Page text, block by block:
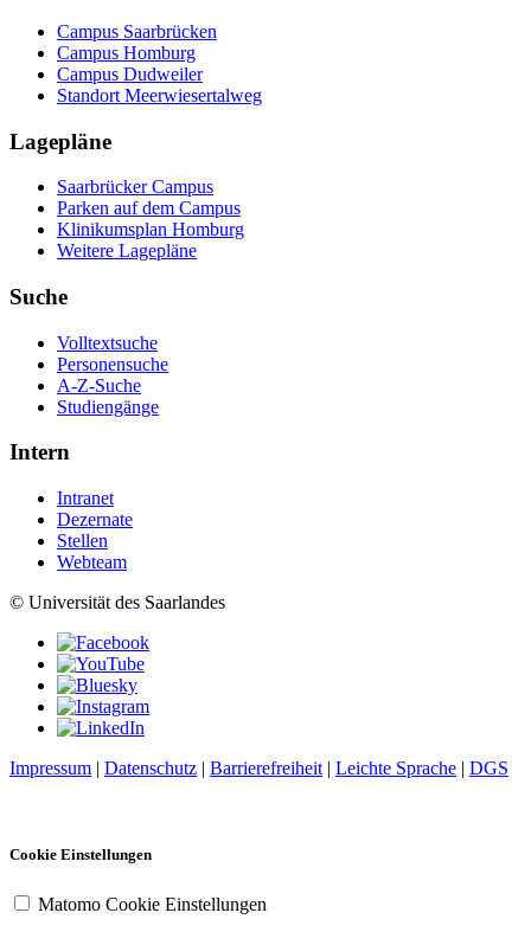
Campus Saarbrücken
Campus Homburg
Campus Dudweiler
Standort Meerwiesertalweg
Lagepläne
Saarbrücker Campus
Parken auf dem Campus
Klinikumsplan Homburg
Weitere Lagepläne
Suche
Volltextsuche
Personensuche
A-Z-Suche
Studiengänge
Intern
Intranet
Dezernate
Stellen
Webteam
© Universität des Saarlandes
Impressum | Datenschutz | Barrierefreiheit | Leichte Sprache | DGS
Cookie Einstellungen
Matomo Cookie Einstellungen